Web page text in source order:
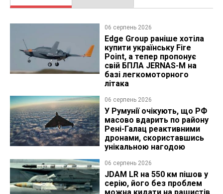
06 серпень 2026
Edge Group раніше хотіла
купити українську Fire
Point, а тепер пропонує
свій БПЛА JERNAS-M на
базі легкомоторного
літака
06 серпень 2026
У Румунії очікують, що РФ
масово вдарить по району
Рені-Галац реактивними
дронами, скориставшись
унікальною нагодою
06 серпень 2026
JDAM LR на 550 км пішов у
серію, його без проблем